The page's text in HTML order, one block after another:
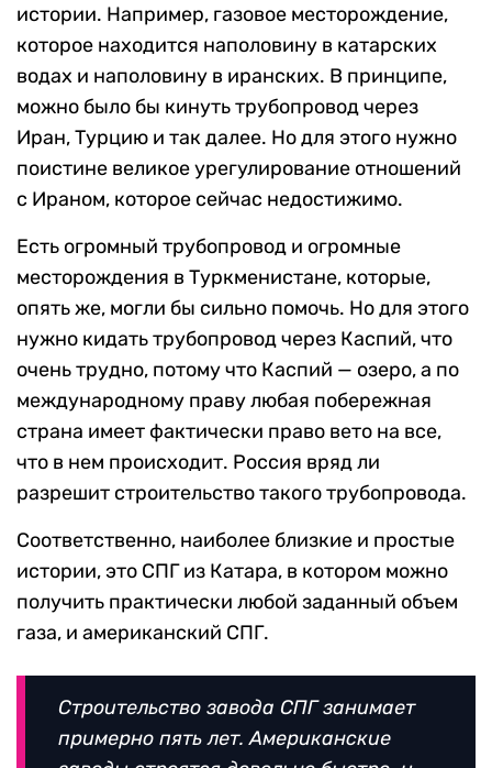
истории. Например, газовое месторождение,
которое находится наполовину в катарских
водах и наполовину в иранских. В принципе,
можно было бы кинуть трубопровод через
Иран, Турцию и так далее. Но для этого нужно
поистине великое урегулирование отношений
с Ираном, которое сейчас недостижимо.
Есть огромный трубопровод и огромные
месторождения в Туркменистане, которые,
опять же, могли бы сильно помочь. Но для этого
нужно кидать трубопровод через Каспий, что
очень трудно, потому что Каспий — озеро, а по
международному праву любая побережная
страна имеет фактически право вето на все,
что в нем происходит. Россия вряд ли
разрешит строительство такого трубопровода.
Соответственно, наиболее близкие и простые
истории, это СПГ из Катара, в котором можно
получить практически любой заданный объем
газа, и американский СПГ.
Строительство завода СПГ занимает
примерно пять лет. Американские